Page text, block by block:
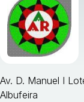
Av. D. Manuel I
Albufeira